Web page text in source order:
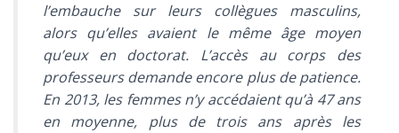
l’embauche sur leurs collègues masculins,
alors qu’elles avaient le même âge moyen
qu’eux en doctorat. L’accès au corps des
professeurs demande encore plus de patience.
En 2013, les femmes n’y accédaient qu’à 47 ans
en moyenne, plus de trois ans après les